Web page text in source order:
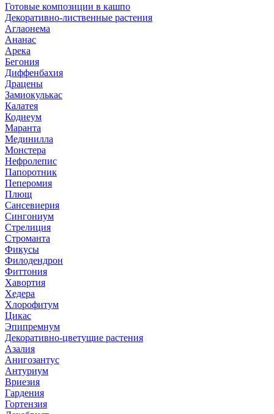
Готовые композиции в кашпо
Декоративно-лиственные растения
Аглаонема
Ананас
Арека
Бегония
Диффенбахия
Драцены
Замиокулькас
Калатея
Кодиеум
Маранта
Мединилла
Монстера
Нефролепис
Папоротник
Пеперомия
Плющ
Сансевиерия
Сингониум
Стрелиция
Строманта
Фикусы
Филодендрон
Фиттония
Хавортия
Хедера
Хлорофитум
Цикас
Эпипремнум
Декоративно-цветущие растения
Азалия
Анигозантус
Антуриум
Вриезия
Гардения
Гортензия